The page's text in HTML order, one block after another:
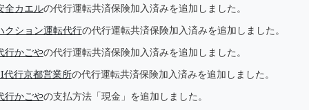
全カエルの代行運転共済保険加入済みを追加しました。
クション運転代行の代行運転共済保険加入済みを追加しました。
行かごやの代行運転共済保険加入済みを追加しました。
代行京都営業所の代行運転共済保険加入済みを追加しました。
行かごやの支払方法「現金」を追加しました。